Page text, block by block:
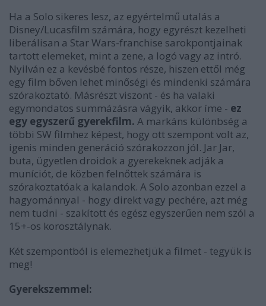
Ha a Solo sikeres lesz, az egyértelmű utalás a
Disney/Lucasfilm számára, hogy egyrészt kezelheti
liberálisan a Star Wars-franchise sarokpontjainak
tartott elemeket, mint a zene, a logó vagy az intró.
Nyilván ez a kevésbé fontos része, hiszen ettől még
egy film bőven lehet minőségi és mindenki számára
szórakoztató. Másrészt viszont - és ha valaki
egymondatos summázásra vágyik, akkor íme - ez
egy egyszerű gyerekfilm. A markáns különbség a
többi SW filmhez képest, hogy ott szempont volt az,
igenis minden generáció szórakozzon jól. Jar Jar,
buta, ügyetlen droidok a gyerekeknek adják a
muníciót, de közben felnőttek számára is
szórakoztatóak a kalandok. A Solo azonban ezzel a
hagyománnyal - hogy direkt vagy pechére, azt még
nem tudni - szakított és egész egyszerűen nem szól a
15+-os korosztálynak.
Két szempontból is elemezhetjük a filmet - tegyük is
meg!
Gyerekszemmel: